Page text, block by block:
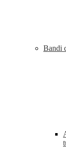
Bandi